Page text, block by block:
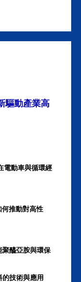
驅動產業高
電動車與循環經
何推動對高性
聚醯亞胺與環保
技術與應用